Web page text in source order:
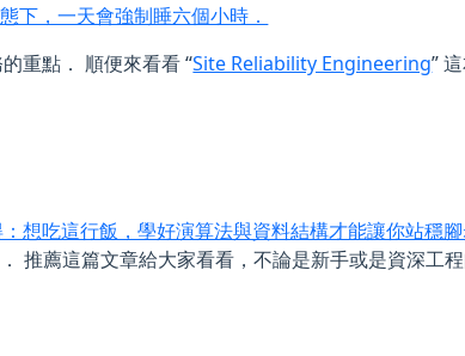
下，一天會強制睡六個小時．
重點． 順便來看看 “Site Reliability Engineering”
想吃這行飯，學好演算法與資料結構才能讓你站穩
推薦這篇文章給大家看看，不論是新手或是資深工